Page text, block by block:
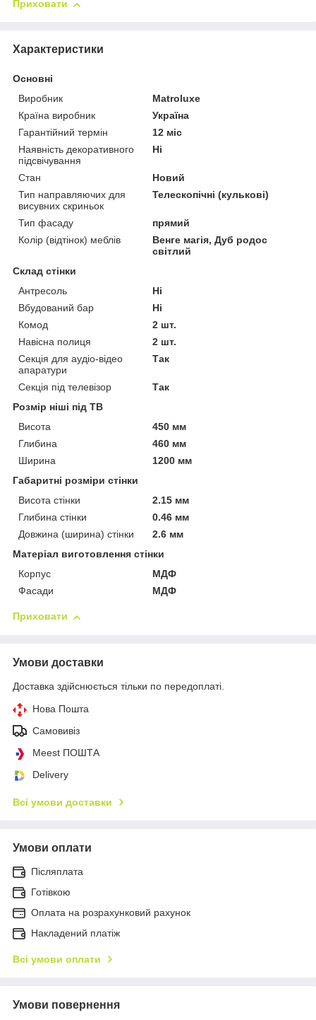
Приховати
Характеристики
Основні
Виробник
Matroluxe
Країна виробник
Україна
Гарантійний термін
12 міс
Наявність декоративного
підсвічування
Ні
Стан
Новий
Тип направляючих для
висувних скриньок
Телескопічні (кулькові)
Тип фасаду
прямий
Колір (відтінок) меблів
Венге магія, Дуб родос
світлий
Склад стінки
Антресоль
Ні
Вбудований бар
Ні
Комод
2 шт.
Навісна полиця
2 шт.
Секція для аудіо-відео
апаратури
Так
Секція під телевізор
Так
Розмір ніші під ТВ
Висота
450 мм
Глибина
460 мм
Ширина
1200 мм
Габаритні розміри стінки
Висота стінки
2.15 мм
Глибина стінки
0.46 мм
Довжина (ширина) стінки
2.6 мм
Матеріал виготовлення стінки
Корпус
МДФ
Фасади
МДФ
Приховати
Умови доставки
Доставка здійснюється тільки по передоплаті.
Нова Пошта
Самовивіз
Meest ПОШТА
Delivery
Всі умови доставки
Умови оплати
Післяплата
Готівкою
Оплата на розрахунковий рахунок
Накладений платіж
Всі умови оплати
Умови повернення